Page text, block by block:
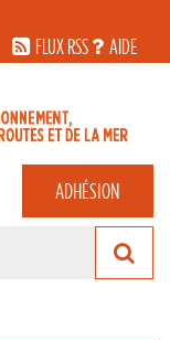
FLUX RSS
AIDE
ADHÉSION